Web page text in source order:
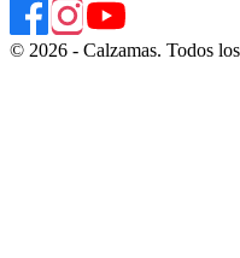
© 2026 - Calzamas. Todos